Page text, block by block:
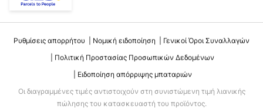
Ρυθμίσεις απορρήτου Νομική ειδοποίηση
Γενικοί Όροι Συναλλαγών
Πολιτική Προστασίας Προσωπικών Δεδομένων
Ειδοποίηση απόρριψης μπαταριών
Οι διαγραμμένες τιμές αντιστοιχούν στη συνιστώμενη τιμή λιανικής
πώλησης του κατασκευαστή του προϊόντος.